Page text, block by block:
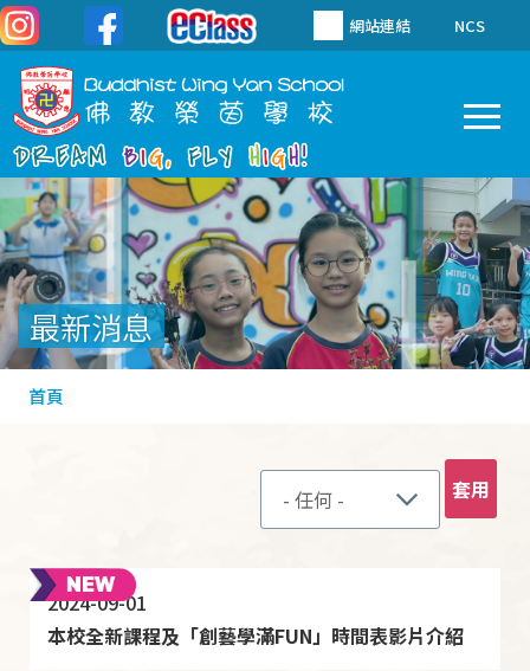
移至主內容 網站連結 NCS
Main
navigation
最新消息
導
首頁
2024-09-01
本校全新課程及「創藝學滿FUN」時間表影片介紹